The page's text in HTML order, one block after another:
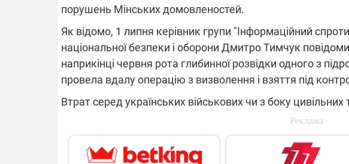
порушень Мінських домовленостей.
Як відомо, 1 липня керівник групи "Інформаційний
національної безпеки і оборони Дмитро Тимчук
наприкінці червня рота глибинної розвідки одного з
провела вдалу операцію з визволення і взяття під
Втрат серед українських військових чи з боку
08.09.2025 12:09
"Машинерію війни" та
виграй легендарний
Dodge Challenger
"Око та щит": дрони,
РЕБ і пікапи – триває
збір коштів на потреби
одразу чотирьох